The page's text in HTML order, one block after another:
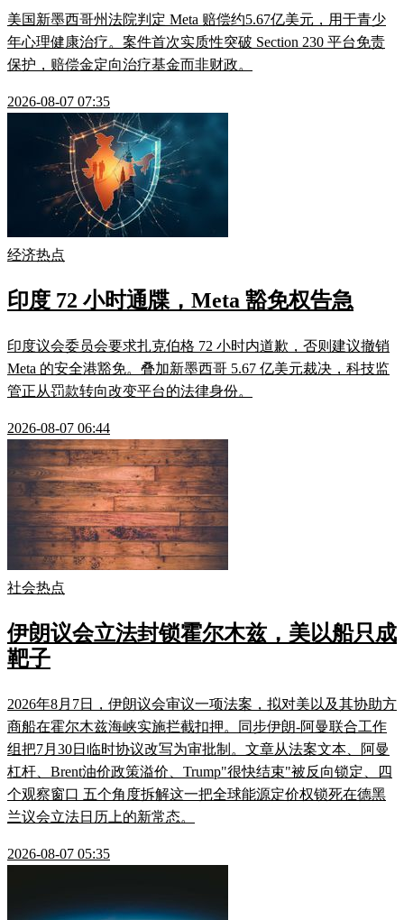
美国新墨西哥州法院判定 Meta 赔偿约5.67亿美元，用于青少
年心理健康治疗。案件首次实质性突破 Section 230 平台免责
保护，赔偿金定向治疗基金而非财政。
2026-08-07 07:35
经济热点
印度 72 小时通牒，Meta 豁免权告急
印度议会委员会要求扎克伯格 72 小时内道歉，否则建议撤销
Meta 的安全港豁免。叠加新墨西哥 5.67 亿美元裁决，科技监
管正从罚款转向改变平台的法律身份。
2026-08-07 06:44
社会热点
伊朗议会立法封锁霍尔木兹，美以船只成
靶子
2026年8月7日，伊朗议会审议一项法案，拟对美以及其协助方
商船在霍尔木兹海峡实施拦截扣押。同步伊朗-阿曼联合工作
组把7月30日临时协议改写为审批制。文章从法案文本、阿曼
杠杆、Brent油价政策溢价、Trump"很快结束"被反向锁定、四
个观察窗口 五个角度拆解这一把全球能源定价权锁死在德黑
兰议会立法日历上的新常态。
2026-08-07 05:35